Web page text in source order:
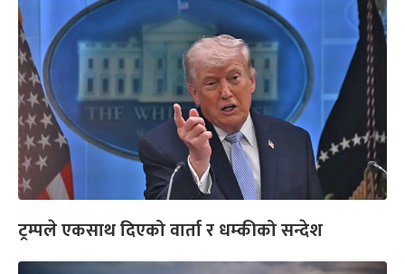
ट्रम्पले एकसाथ दिएको वार्ता र धम्कीको सन्देश